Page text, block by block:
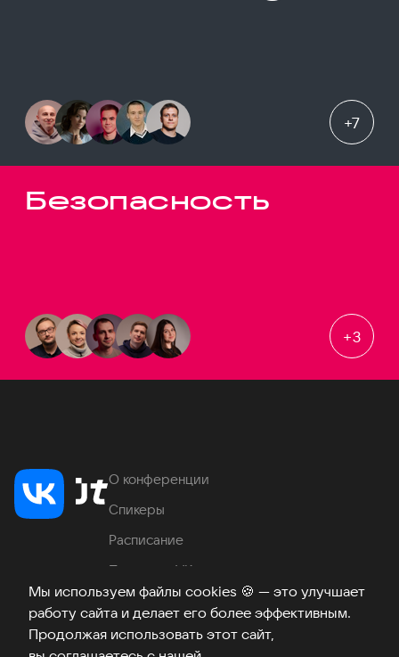
Мы используем файлы cookies 🍪 — это улучшает
работу сайта и делает его более эффективным.
Продолжая использовать этот сайт,
+7
Безопасность
+3
О конференции
Спикеры
Расписание
Продукты VK
Место проведения
Часто задаваемые вопросы